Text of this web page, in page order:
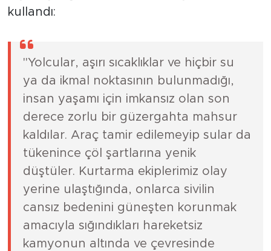
kullandı:
"Yolcular, aşırı sıcaklıklar ve hiçbir su
ya da ikmal noktasının bulunmadığı,
insan yaşamı için imkansız olan son
derece zorlu bir güzergahta mahsur
kaldılar. Araç tamir edilemeyip sular da
tükenince çöl şartlarına yenik
düştüler. Kurtarma ekiplerimiz olay
yerine ulaştığında, onlarca sivilin
cansız bedenini güneşten korunmak
amacıyla sığındıkları hareketsiz
kamyonun altında ve çevresinde